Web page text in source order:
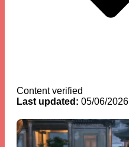
Content verified
Last updated: 05/06/2026